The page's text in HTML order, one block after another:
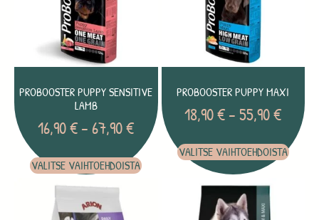
PROBOOSTER PUPPY SENSITIVE
LAMB
16,90€– 67,90€
VALITSE VAIHTOEHDOISTA
PROBOOSTER PUPPY MAXI
18,90€– 55,90€
VALITSE VAIHTOEHDOISTA